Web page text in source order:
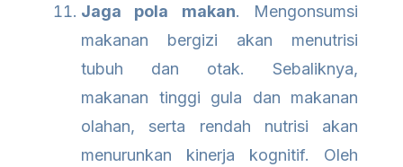
Jaga pola makan. Mengonsumsi
makanan bergizi akan menutrisi
tubuh dan otak. Sebaliknya,
makanan tinggi gula dan makanan
olahan, serta rendah nutrisi akan
menurunkan kinerja kognitif. Oleh